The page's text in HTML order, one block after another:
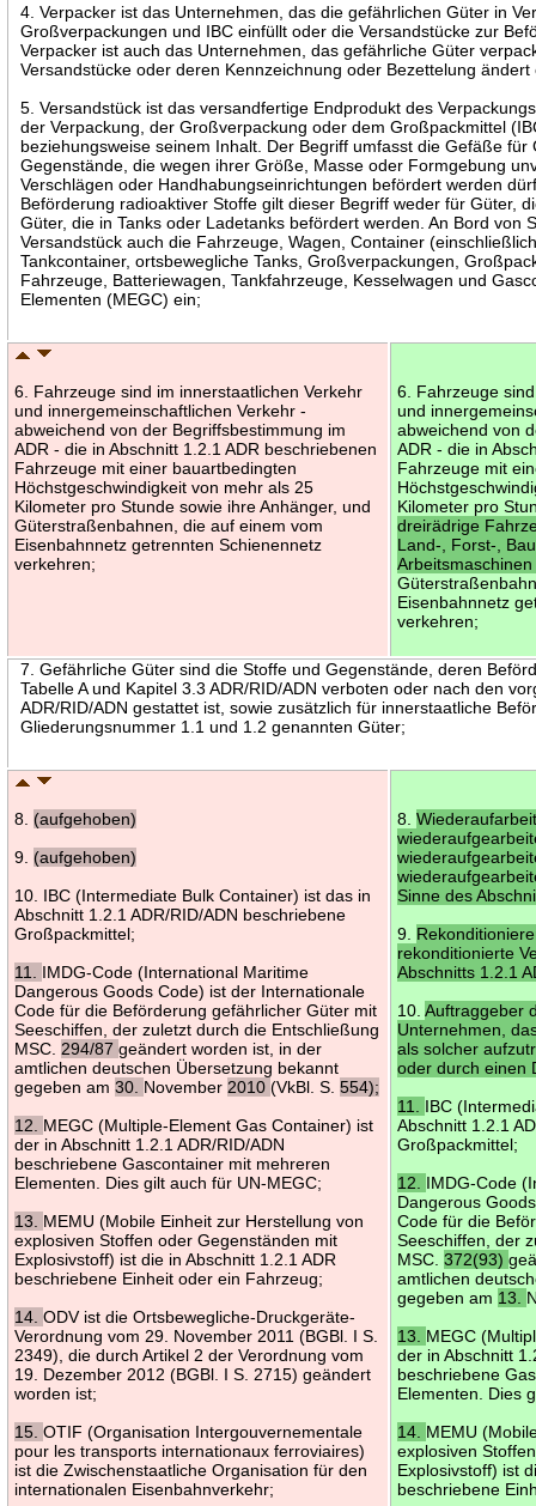
4. Verpacker ist das Unternehmen, das die gefährlichen Güter in
Großverpackungen und IBC einfüllt oder die Versandstücke zur
Verpacker ist auch das Unternehmen, das gefährliche Güter
Versandstücke oder deren Kennzeichnung oder Bezettelung
5. Versandstück ist das versandfertige Endprodukt des
der Verpackung, der Großverpackung oder dem Großpackmittel
beziehungsweise seinem Inhalt. Der Begriff umfasst die Gefäße für
Gegenstände, die wegen ihrer Größe, Masse oder Formgebung
Verschlägen oder Handhabungseinrichtungen befördert werden
Beförderung radioaktiver Stoffe gilt dieser Begriff weder für Güter,
Güter, die in Tanks oder Ladetanks befördert werden. An Bord von
Versandstück auch die Fahrzeuge, Wagen, Container
Tankcontainer, ortsbewegliche Tanks, Großverpackungen,
Fahrzeuge, Batteriewagen, Tankfahrzeuge, Kesselwagen und
Elementen (MEGC) ein;
6. Fahrzeuge sind im innerstaatlichen Verkehr
und innergemeinschaftlichen Verkehr -
abweichend von der Begriffsbestimmung im
ADR - die in Abschnitt 1.2.1 ADR beschriebenen
Fahrzeuge mit einer bauartbedingten
Höchstgeschwindigkeit von mehr als 25
Kilometer pro Stunde sowie ihre Anhänger, und
Güterstraßenbahnen, die auf einem vom
Eisenbahnnetz getrennten Schienennetz
verkehren;
6. Fahrzeuge
und
abweichend von
ADR - die in
Fahrzeuge mit
Kilometer pro
dreirädrige
Land-, Forst-,
Eisenbahnnetz
verkehren;
7. Gefährliche Güter sind die Stoffe und Gegenstände, deren
Tabelle A und Kapitel 3.3 ADR/RID/ADN verboten oder nach den
ADR/RID/ADN gestattet ist, sowie zusätzlich für innerstaatliche
Gliederungsnummer 1.1 und 1.2 genannten Güter;
8. (aufgehoben)
9. (aufgehoben)
10. IBC (Intermediate Bulk Container) ist das in
Abschnitt 1.2.1 ADR/RID/ADN beschriebene
Großpackmittel;
11. IMDG-Code (International Maritime
Dangerous Goods Code) ist der Internationale
Code für die Beförderung gefährlicher Güter mit
Seeschiffen, der zuletzt durch die Entschließung
MSC. 294/87geändert worden ist, in der
amtlichen deutschen Übersetzung bekannt
gegeben am30. November 2010(VkBl. S.554);
12. MEGC (Multiple-Element Gas Container) ist
der in Abschnitt 1.2.1 ADR/RID/ADN
beschriebene Gascontainer mit mehreren
Elementen. Dies gilt auch für UN-MEGC;
13. MEMU (Mobile Einheit zur Herstellung von
explosiven Stoffen oder Gegenständen mit
Explosivstoff) ist die in Abschnitt 1.2.1 ADR
beschriebene Einheit oder ein Fahrzeug;
14.ODV ist die Ortsbewegliche-Druckgeräte-
Verordnung vom 29. November 2011 (BGBl. I S.
2349), die durch Artikel 2 der Verordnung vom
19. Dezember 2012 (BGBl. I S. 2715) geändert
worden ist;
15.OTIF (Organisation Intergouvernementale
pour les transports internationaux ferroviaires)
ist die Zwischenstaatliche Organisation für den
internationalen Eisenbahnverkehr;
8.
Sinne des
9.
rekonditionierte
Abschnitts 1.2.1
10.Auftraggeber
Unternehmen,
als solcher
oder durch einen
11. IBC
Abschnitt 1.2.1
Großpackmittel;
12. IMDG-Code
Dangerous
Code für die
Seeschiffen, der
MSC.372(93)
amtlichen
gegeben am 13.
13. MEGC
der in Abschnitt
beschriebene
Elementen. Dies
14. MEMU
explosiven
Explosivstoff) ist
beschriebene